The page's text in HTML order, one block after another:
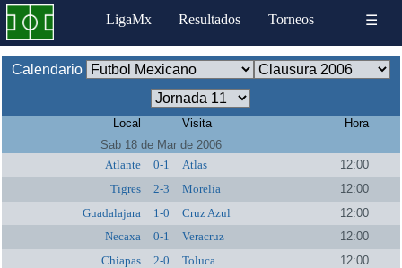
LigaMx Resultados Torneos ☰
Calendario
Local Visita
Hora
Sab 18 de Mar de 2006
Atlante
0-1 Atlas
12:00
Tigres
2-3 Morelia
12:00
Guadalajara
1-0 Cruz Azul
12:00
Necaxa
0-1 Veracruz
12:00
Chiapas
2-0 Toluca
12:00